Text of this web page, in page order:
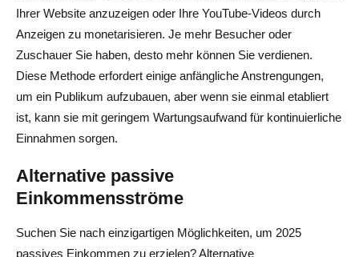
Ihrer Website anzuzeigen oder Ihre YouTube-Videos durch
Anzeigen zu monetarisieren. Je mehr Besucher oder
Zuschauer Sie haben, desto mehr können Sie verdienen.
Diese Methode erfordert einige anfängliche Anstrengungen,
um ein Publikum aufzubauen, aber wenn sie einmal etabliert
ist, kann sie mit geringem Wartungsaufwand für kontinuierliche
Einnahmen sorgen.
Alternative passive
Einkommensströme
Suchen Sie nach einzigartigen Möglichkeiten, um 2025
passives Einkommen zu erzielen? Alternative